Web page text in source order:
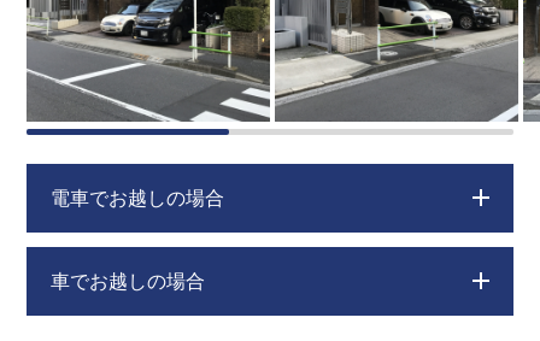
電車でお越しの場合
車でお越しの場合